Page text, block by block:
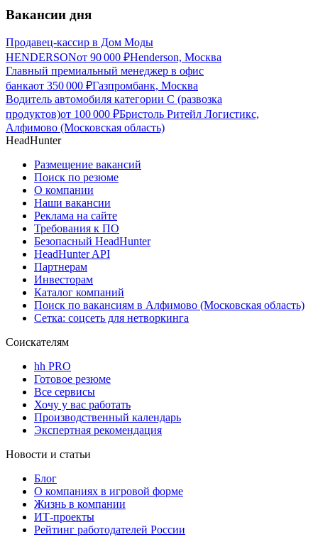
Вакансии дня
Продавец-кассир в Дом Моды
HENDERSONот 90 000 ₽Henderson, Москва
Главный премиальный менеджер в офис
банкаот 350 000 ₽Газпромбанк, Москва
Водитель автомобиля категории C (развозка
продуктов)от 100 000 ₽Бристоль Ритейл Логистикс,
Алфимово (Московская область)
HeadHunter
Размещение вакансий
Поиск по резюме
О компании
Наши вакансии
Реклама на сайте
Требования к ПО
Безопасный HeadHunter
HeadHunter API
Партнерам
Инвесторам
Каталог компаний
Поиск по вакансиям в Алфимово (Московская область)
Сетка: соцсеть для нетворкинга
Соискателям
hh PRO
Готовое резюме
Все сервисы
Хочу у вас работать
Производственный календарь
Экспертная рекомендация
Новости и статьи
Блог
О компаниях в игровой форме
Жизнь в компании
ИТ-проекты
Рейтинг работодателей России